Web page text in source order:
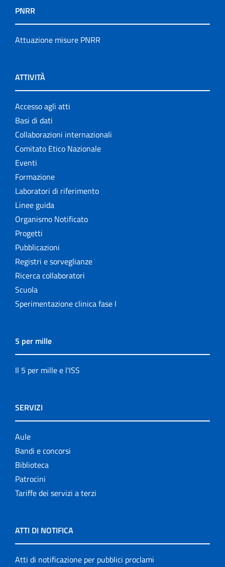
PNRR
Attuazione misure PNRR
ATTIVITÀ
Accesso agli atti
Basi di dati
Collaborazioni internazionali
Comitato Etico Nazionale
Eventi
Formazione
Laboratori di riferimento
Linee guida
Organismo Notificato
Progetti
Pubblicazioni
Registri e sorveglianze
Ricerca collaboratori
Scuola
Sperimentazione clinica fase I
5 per mille
Il 5 per mille e l'ISS
SERVIZI
Aule
Bandi e concorsi
Biblioteca
Patrocini
Tariffe dei servizi a terzi
ATTI DI NOTIFICA
Atti di notificazione per pubblici proclami